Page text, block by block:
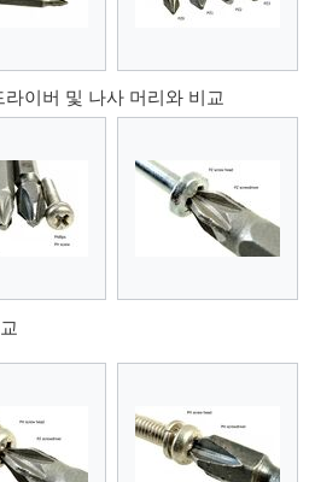
라이버 및 나사 머리와 비교